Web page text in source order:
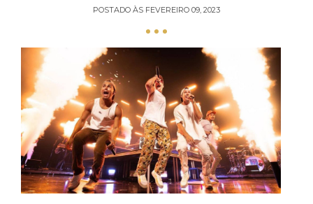
POSTADO ÀS FEVEREIRO 09, 2023